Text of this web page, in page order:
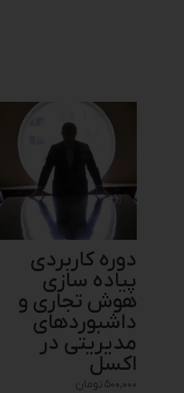
دوره کاربردی
پیاده سازی
هوش تجاری و
داشبوردهای
مدیریتی در
اکسل
۵۰۰,۰۰۰تومان